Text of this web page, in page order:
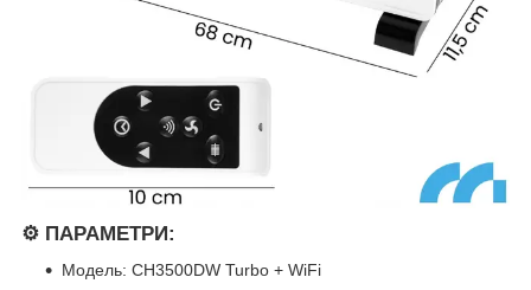
⚙️ ПАРАМЕТРИ:
Модель: CH3500DW Turbo + WiFi